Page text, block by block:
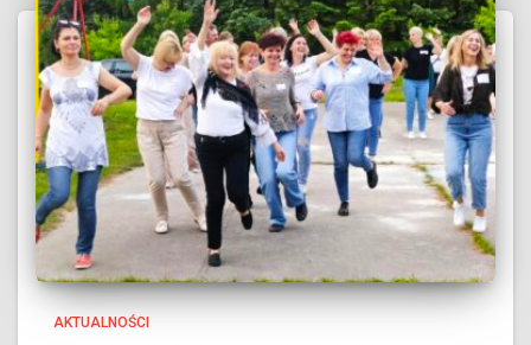
AKTUALNOŚCI